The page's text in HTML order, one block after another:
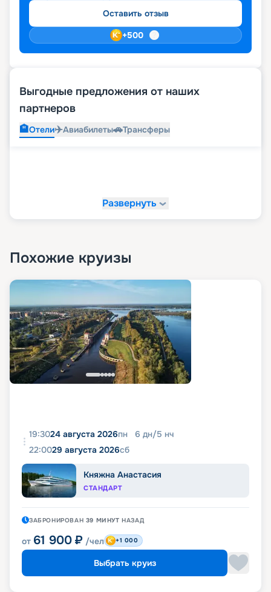
Оставить отзыв
+500
Выгодные предложения от наших
партнеров
🏨Отели✈️Авиабилеты🚗Трансферы
Развернуть
Похожие круизы
19:3024 августа 2026пн 6 дн/5 нч
22:0029 августа 2026сб
Княжна Анастасия
СТАНДАРТ
ЗАБРОНИРОВАН 39 МИНУТ НАЗАД
от 61 900 ₽ /чел +1 000
Выбрать круиз